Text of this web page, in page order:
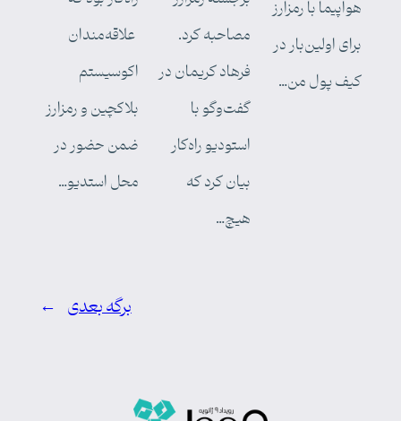
هواپیما با رمزارز
برای اولین‌بار در
کیف پول من…
مصاحبه کرد.
فرهاد کریمان در
گفت‌وگو با
استودیو راه‌کار
بیان کرد که
هیچ…
علاقه‌مندان
اکوسیستم
بلاکچین و رمزارز
ضمن حضور در
محل استدیو…
برگه بعدی →